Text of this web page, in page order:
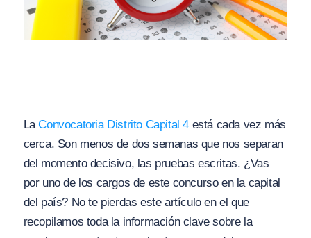
LaConvocatoria Distrito Capital 4 está cada vez más
cerca. Son menos de dos semanas que nos separan
del momento decisivo, las pruebas escritas. ¿Vas
por uno de los cargos de este concurso en la capital
del país? No te pierdas este artículo en el que
recopilamos toda la información clave sobre la